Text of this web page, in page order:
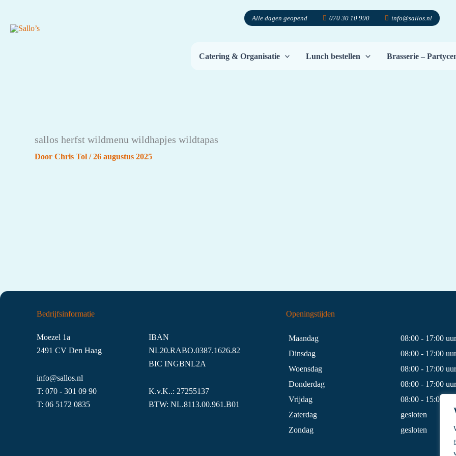
Alle dagen geopend 070 30 10 990 info@sallos.nl
Catering & Organisatie Lunch bestellen Brasserie –
sallos herfst wildmenu wildhapjes wildtapas
Door Chris Tol /26 augustus 2025
Bedrijfsinformatie
Moezel 1a
2491 CV Den Haag
info@sallos.nl
T: 070 - 301 09 90
T: 06 5172 0835
IBAN
NL20.RABO.0387.1626.82
BIC INGBNL2A
K.v.K..: 27255137
BTW: NL.8113.00.961.B01
Openingstijden
Maandag
08:00 - 17:00 uur
Dinsdag
08:00 - 17:00 uur
Woensdag
08:00 - 17:00 uur
Donderdag
08:00 - 17:00 uur
Vrijdag
08:00 - 15:00 uur
Zaterdag
gesloten
Zondag
gesloten